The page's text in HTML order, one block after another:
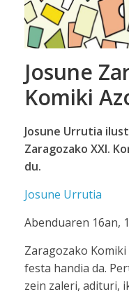
Josune
Komiki
Josune Urrutia
Zaragozako XXI.
du.
Josune Urrutia
Abenduaren 16an,
Zaragozako
festa handia da.
zein zaleri, adituri,